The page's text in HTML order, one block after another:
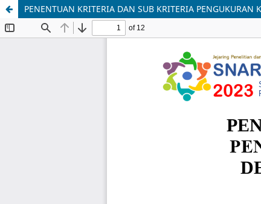
PENENTUAN KRITERIA DAN SUB KRITERIA